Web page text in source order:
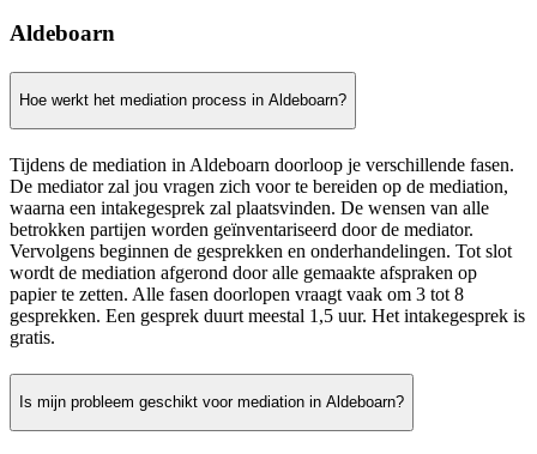
Aldeboarn
Hoe werkt het mediation process in Aldeboarn?
Tijdens de mediation in Aldeboarn doorloop je verschillende fasen.
De mediator zal jou vragen zich voor te bereiden op de mediation,
waarna een intakegesprek zal plaatsvinden. De wensen van alle
betrokken partijen worden geïnventariseerd door de mediator.
Vervolgens beginnen de gesprekken en onderhandelingen. Tot slot
wordt de mediation afgerond door alle gemaakte afspraken op
papier te zetten. Alle fasen doorlopen vraagt vaak om 3 tot 8
gesprekken. Een gesprek duurt meestal 1,5 uur. Het intakegesprek is
gratis.
Is mijn probleem geschikt voor mediation in Aldeboarn?